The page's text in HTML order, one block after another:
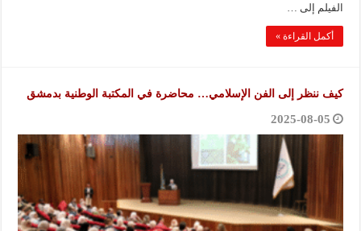
الفيلم إلى …
أكمل القراءة »
كيف ننظر إلى الفن الإسلامي… محاضرة في المكتبة الوطنية بدمشق
2025-08-05